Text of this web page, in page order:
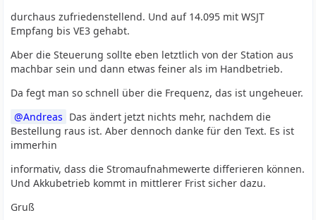
durchaus zufriedenstellend. Und auf 14.095 mit WSJT
Empfang bis VE3 gehabt.
Aber die Steuerung sollte eben letztlich von der Station aus
machbar sein und dann etwas feiner als im Handbetrieb.
Da fegt man so schnell über die Frequenz, das ist ungeheuer.
Andreas Das ändert jetzt nichts mehr, nachdem die
Bestellung raus ist. Aber dennoch danke für den Text. Es ist
immerhin
informativ, dass die Stromaufnahmewerte differieren können.
Und Akkubetrieb kommt in mittlerer Frist sicher dazu.
Gruß